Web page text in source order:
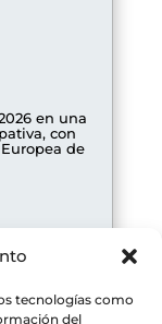
tecnologías como
del
en una
con
de